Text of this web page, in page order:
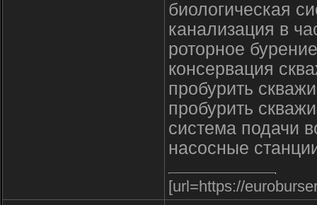
биологическая
канализация в
роторное
консервация
пробурить
пробурить
система подачи
насосные
[url=https://